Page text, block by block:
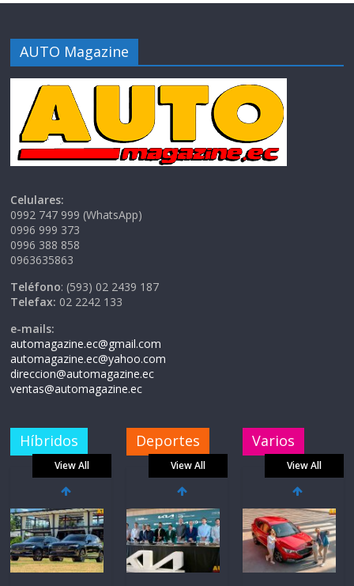
AUTO Magazine
Celulares:
0992 747 999 (WhatsApp)
0996 999 373
0996 388 858
0963635863
Teléfono: (593) 02 2439 187
Telefax: 02 2242 133
e-mails:
automagazine.ec@gmail.com
automagazine.ec@yahoo.com
direccion@automagazine.ec
ventas@automagazine.ec
Híbridos
View All
Deportes
View All
Varios
View All